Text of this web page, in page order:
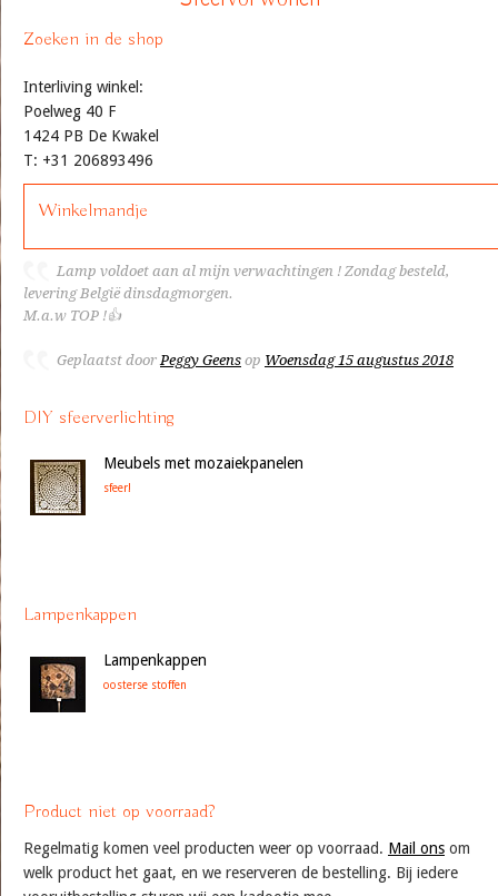
Zoeken in de shop
Interliving winkel:
Poelweg 40 F
1424 PB De Kwakel
T: +31 206893496
Winkelmandje
Lamp voldoet aan al mijn verwachtingen ! Zondag besteld,
levering België dinsdagmorgen.
M.a.w TOP !👍
Geplaatst doorPeggy Geens op Woensdag 15 augustus 2018
DIY sfeerverlichting
Meubels met mozaiekpanelen
sfeer!
Lampenkappen
Lampenkappen
oosterse stoffen
Product niet op voorraad?
Regelmatig komen veel producten weer op voorraad. Mail ons om
welk product het gaat, en we reserveren de bestelling. Bij iedere